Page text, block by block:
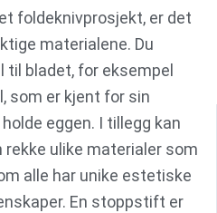
foldeknivprosjekt, er det
materialene. Du
bladet, for eksempel
som er kjent for sin
eggen. I tillegg kan
rekke ulike materialer som
alle har unike estetiske
En stoppstift er